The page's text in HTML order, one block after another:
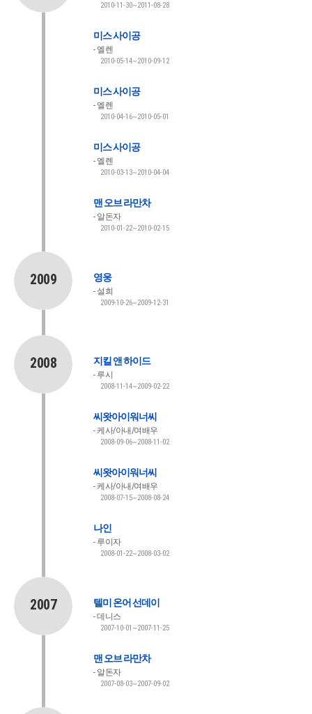
2010-11-30~2011-08-28
미스 사이공
엘렌
2010-05-14~2010-09-12
미스 사이공
엘렌
2010-04-16~2010-05-01
미스 사이공
엘렌
2010-03-13~2010-04-04
맨 오브 라만차
알돈자
2010-01-22~2010-02-15
2009 영웅
설희
2009-10-26~2009-12-31
2008 지킬 앤 하이드
루시
2008-11-14~2009-02-22
씨왓아이워너씨
케사/아내/여배우
2008-09-06~2008-11-02
씨왓아이워너씨
케사/아내/여배우
2008-07-15~2008-08-24
나인
루이자
2008-01-22~2008-03-02
2007 텔미 온어 선데이
데니스
2007-10-01~2007-11-25
맨 오브 라만차
알돈자
2007-08-03~2007-09-02